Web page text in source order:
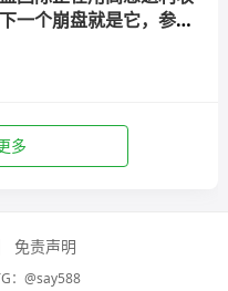
一个崩盘就是它，参与
多
免责声明
：@say588